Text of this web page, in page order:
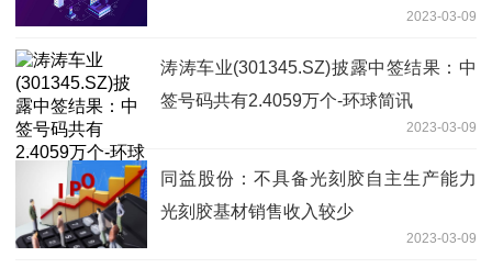
2023-03-09
涛涛车业(301345.SZ)披露中签结果：中
签号码共有2.4059万个-环球简讯
2023-03-09
同益股份：不具备光刻胶自主生产能力
光刻胶基材销售收入较少
2023-03-09